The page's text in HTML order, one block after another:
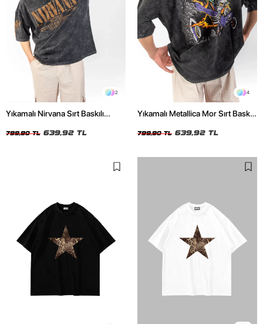
2
Yıkamalı Nirvana Sırt Baskılı
799,90 TL 639,92 TL
4
Yıkamalı Metallica Mor Sırt Baskılı
799,90 TL 639,92 TL